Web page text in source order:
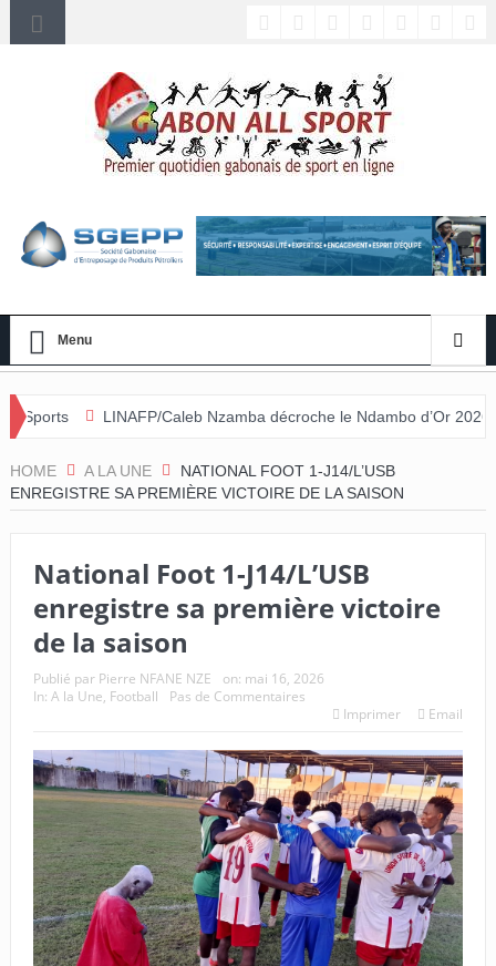
Menu
Caleb Nzamba décroche le Ndambo d’Or 2026 et Alain Djissikadié
HOME A LA UNE
NATIONAL FOOT 1-J14/L’USB
ENREGISTRE SA PREMIÈRE VICTOIRE DE LA SAISON
National Foot 1-J14/L’USB
enregistre sa première victoire
de la saison
Publié par Pierre NFANE NZE on: mai 16, 2026
In: A la Une, Football
Pas de Commentaires
Imprimer
Email